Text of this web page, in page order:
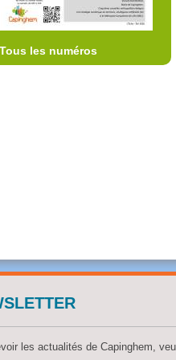
Tous les numéros
les actualités de Capinghem,